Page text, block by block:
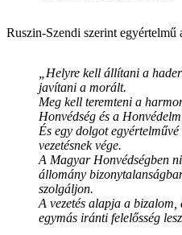
Ruszin-Szendi szerint
„Helyre kell állítani a
javítani a morált.
Meg kell teremteni a
Honvédség és a
És egy dolgot
vezetésnek vége.
A Magyar Honvédségben
állomány
szolgáljon.
A vezetés alapja a bizalom,
egymás iránti felelősség